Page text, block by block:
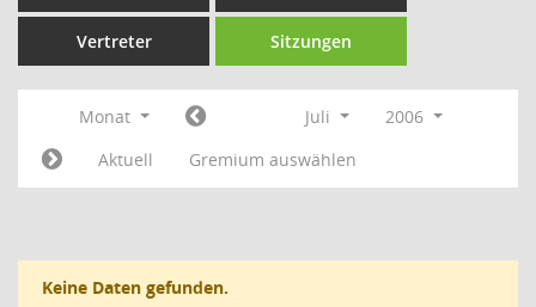
Vertreter Sitzungen
Monat Juli
2006
Aktuell
Gremium auswählen
Keine Daten gefunden.